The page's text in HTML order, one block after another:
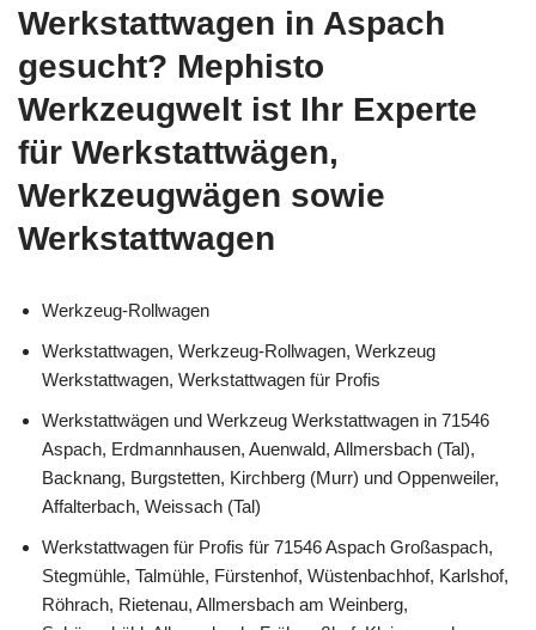
Werkstattwagen in Aspach
gesucht? Mephisto
Werkzeugwelt ist Ihr Experte
für Werkstattwägen,
Werkzeugwägen sowie
Werkstattwagen
Werkzeug-Rollwagen
Werkstattwagen, Werkzeug-Rollwagen, Werkzeug
Werkstattwagen, Werkstattwagen für Profis
Werkstattwägen und Werkzeug Werkstattwagen in 71546
Aspach, Erdmannhausen, Auenwald, Allmersbach (Tal),
Backnang, Burgstetten, Kirchberg (Murr) und Oppenweiler,
Affalterbach, Weissach (Tal)
Werkstattwagen für Profis für 71546 Aspach Großaspach,
Stegmühle, Talmühle, Fürstenhof, Wüstenbachhof, Karlshof,
Röhrach, Rietenau, Allmersbach am Weinberg,